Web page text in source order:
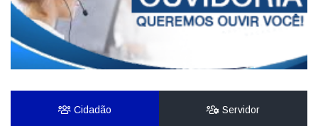
Cidadão Servidor